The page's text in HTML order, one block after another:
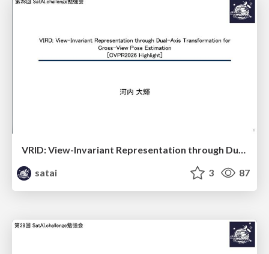
VRID: View-Invariant Representation through Dual-Axis Transformation for Cross-iew Pose Estimation
satai
3 87